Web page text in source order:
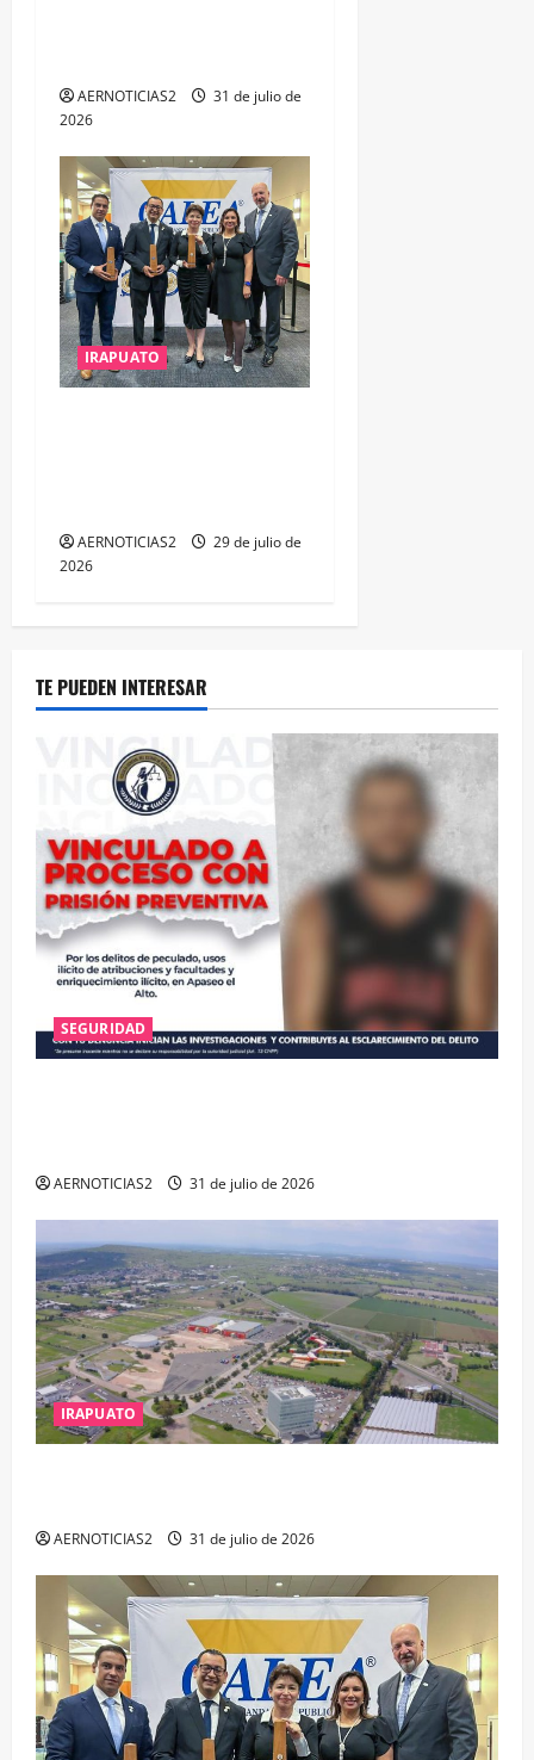
AERNOTICIAS2
31 de julio de
2026
IRAPUATO
AERNOTICIAS2
29 de julio de
2026
TE PUEDEN INTERESAR
SEGURIDAD
AERNOTICIAS2 31 de julio de 2026
IRAPUATO
AERNOTICIAS2 31 de julio de 2026